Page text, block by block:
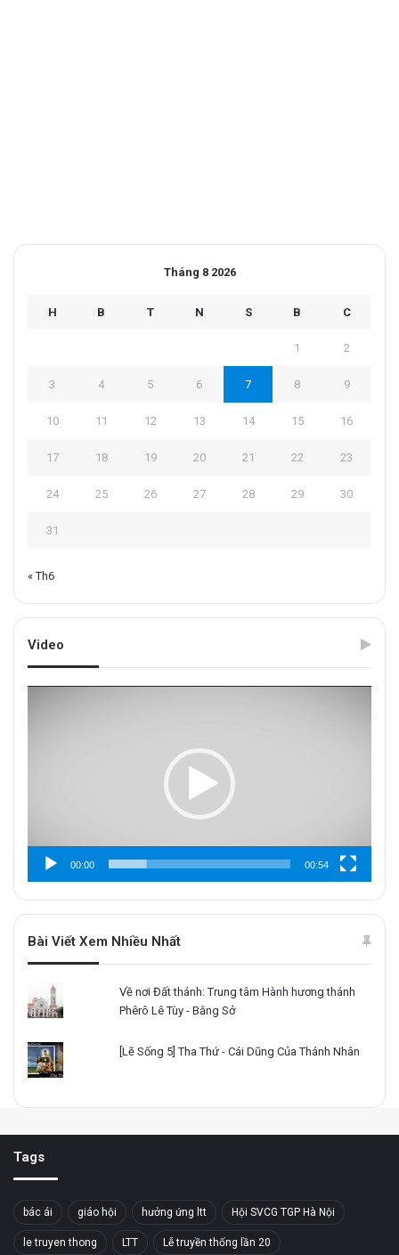
Tháng 8 2026
H B T N S B C
1 2
3 4 5 6 7 8 9
10 11 12 13 14 15 16
17 18 19 20 21 22 23
24 25 26 27 28 29 30
31
« Th6
Video
00:00 00:54
Bài Viết Xem Nhiều Nhất
Về nơi Đất thánh: Trung tâm Hành hương thánh
Phêrô Lê Tùy - Bằng Sở
[Lẽ Sống 5] Tha Thứ - Cái Dũng Của Thánh Nhân
Tags
bác ái giáo hội hưởng ứng ltt Hội SVCG TGP Hà Nội
le truyen thong LTT Lễ truyền thống lần 20